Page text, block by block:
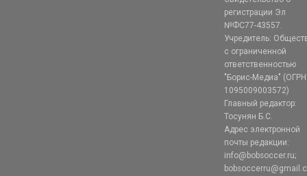
регистрации Эл
№ФС77-43557.
Учредитель:
с ограниченной
ответственностью
"Борис-Медиа" (ОГРН
1095009003572)
Главный редактор:
Тосунян Б.С.
Адрес электронной
почты редакции:
info@bobsoccer.ru;